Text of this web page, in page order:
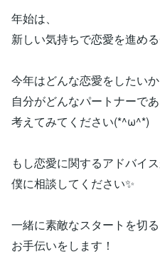
年始は、
新しい気持ちで恋愛を進め
今年はどんな恋愛をしたいか
自分がどんなパートナーで
考えてみてください(*^ω^*)
もし恋愛に関するアドバイス
僕に相談してください✨
一緒に素敵なスタートを切る
お手伝いをします！